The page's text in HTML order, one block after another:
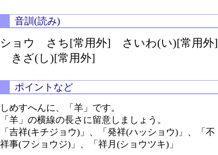
音訓(読み)
ショウ さち[常用外]
さいわ(い)[常用外]
きざ(し)[常用外]
ポイントなど
しめすへんに、「羊」です。
「羊」の横線の長さに留意しましょう。
「吉祥(キチジョウ)」、「発祥(ハッショウ)」、「不
祥事(フショウジ)」、「祥月(ショウツキ)」